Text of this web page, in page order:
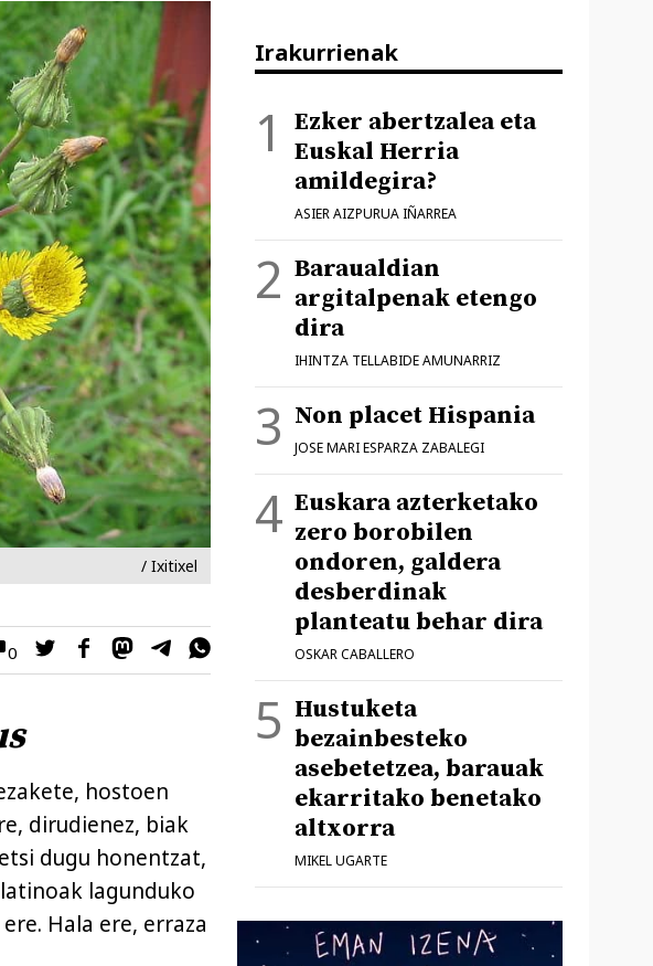
/ Ixitixel
0
hostoen
dirudienez, biak
dugu honentzat,
lagunduko
Hala ere, erraza
Irakurrienak
Ezker abertzalea eta
Euskal Herria
amildegira?
ASIER AIZPURUA IÑARREA
Baraualdian
argitalpenak etengo
dira
IHINTZA TELLABIDE AMUNARRIZ
Non placet Hispania
JOSE MARI ESPARZA ZABALEGI
Euskara azterketako
zero borobilen
ondoren, galdera
desberdinak
planteatu behar dira
OSKAR CABALLERO
Hustuketa
bezainbesteko
asebetetzea, barauak
ekarritako benetako
altxorra
MIKEL UGARTE